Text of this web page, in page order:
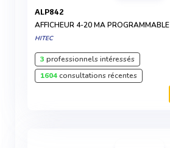
ALP842
AFFICHEUR 4-20 MA PROGRAMMABLE
HITEC
3 professionnels intéressés
1604consultations récentes